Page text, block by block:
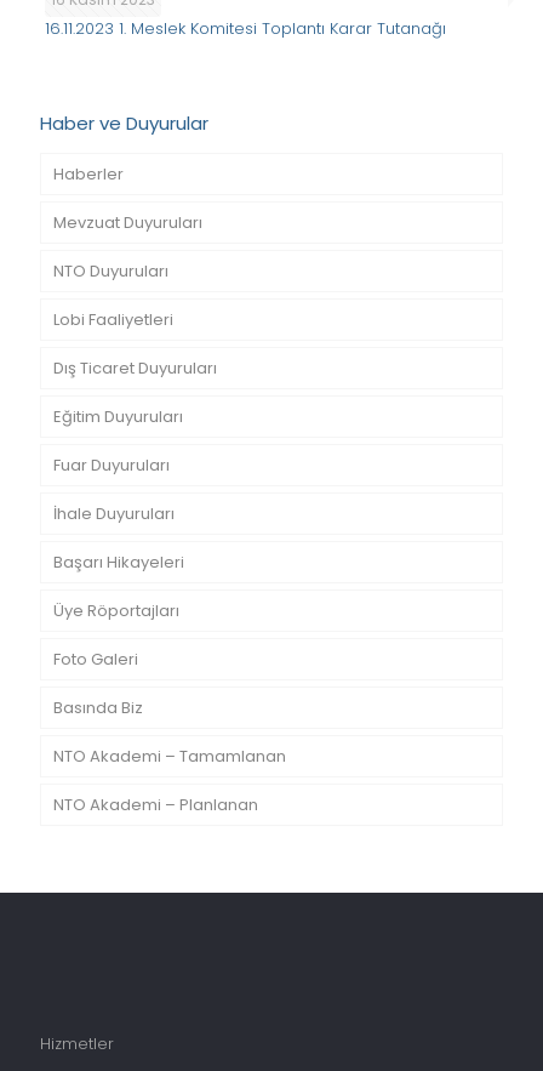
16.11.2023 1. Meslek Komitesi Toplantı Karar Tutanağı
Haber ve Duyurular
Haberler
Mevzuat Duyuruları
NTO Duyuruları
Lobi Faaliyetleri
Dış Ticaret Duyuruları
Eğitim Duyuruları
Fuar Duyuruları
İhale Duyuruları
Başarı Hikayeleri
Üye Röportajları
Foto Galeri
Basında Biz
NTO Akademi – Tamamlanan
NTO Akademi – Planlanan
Hizmetler